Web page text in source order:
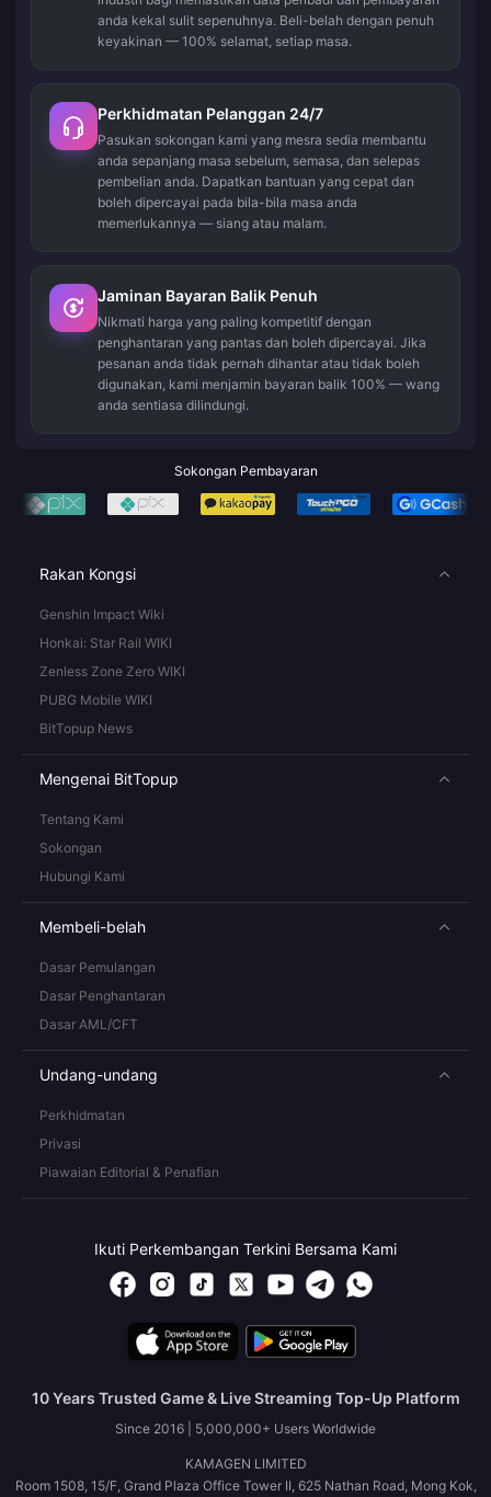
anda kekal sulit sepenuhnya. Beli-belah dengan penuh
keyakinan — 100% selamat, setiap masa.
Perkhidmatan Pelanggan 24/7
Pasukan sokongan kami yang mesra sedia membantu
anda sepanjang masa sebelum, semasa, dan selepas
pembelian anda. Dapatkan bantuan yang cepat dan
boleh dipercayai pada bila-bila masa anda
memerlukannya — siang atau malam.
Jaminan Bayaran Balik Penuh
Nikmati harga yang paling kompetitif dengan
penghantaran yang pantas dan boleh dipercayai. Jika
pesanan anda tidak pernah dihantar atau tidak boleh
digunakan, kami menjamin bayaran balik 100% — wang
anda sentiasa dilindungi.
Sokongan Pembayaran
Rakan Kongsi
Genshin Impact Wiki
Honkai: Star Rail WIKI
Zenless Zone Zero WIKI
PUBG Mobile WIKI
BitTopup News
Mengenai BitTopup
Tentang Kami
Sokongan
Hubungi Kami
Membeli-belah
Dasar Pemulangan
Dasar Penghantaran
Dasar AML/CFT
Undang-undang
Perkhidmatan
Privasi
Piawaian Editorial & Penafian
Ikuti Perkembangan Terkini Bersama Kami
10 Years Trusted Game & Live Streaming Top-Up Platform
Since 2016 | 5,000,000+ Users Worldwide
KAMAGEN LIMITED
Room 1508, 15/F, Grand Plaza Office Tower II, 625 Nathan Road, Mong Kok,